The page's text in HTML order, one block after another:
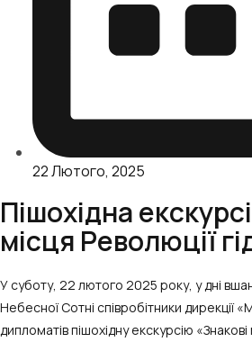
22 Лютого, 2025
Пішохідна
місця Революції
У суботу, 22 лютого 2025 року, у дні
Небесної Сотні співробітники дирекції
дипломатів пішохідну екскурсію «Знакові